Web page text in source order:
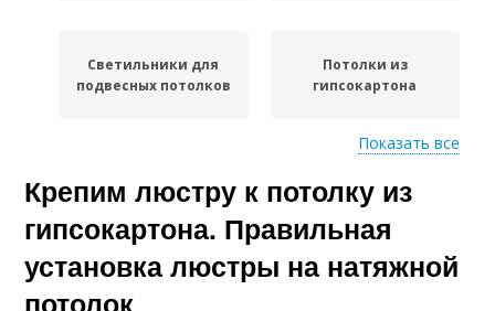
Светильники для
подвесных потолков
Потолки из
гипсокартона
Накладные
светильники
Светильники на
гипсокартон
Светильники в
Показать все
Крепим люстру к потолку из
гипсокартона. Правильная
установка люстры на натяжной